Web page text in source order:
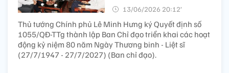
13/06/2026 20:12’
Thủ tướng Chính phủ Lê Minh Hưng ký Quyết định số
1055/QĐ-TTg thành lập Ban Chỉ đạo triển khai các hoạt
động kỷ niệm 80 năm Ngày Thương binh - Liệt sĩ
(27/7/1947 - 27/7/2027) (Ban chỉ đạo).